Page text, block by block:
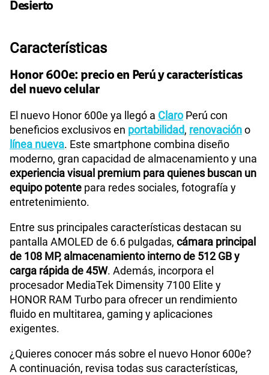
Paga solo
Desierto
Características
Honor 600e: precio en Perú y características
del nuevo celular
El nuevo Honor 600e ya llegó a ClaroPerú con
beneficios exclusivos en portabilidad, renovacióno
línea nueva. Este smartphone combina diseño
moderno, gran capacidad de almacenamiento y una
experiencia visual premium para quienes buscan un
equipo potente para redes sociales, fotografía y
entretenimiento.
Entre sus principales características destacan su
pantalla AMOLED de 6.6 pulgadas, cámara principal
de 108 MP, almacenamiento interno de 512 GB y
carga rápida de 45W. Además, incorpora el
procesador MediaTek Dimensity 7100 Elite y
HONOR RAM Turbo para ofrecer un rendimiento
fluido en multitarea, gaming y aplicaciones
exigentes.
¿Quieres conocer más sobre el nuevo Honor 600e?
A continuación, revisa todas sus características,